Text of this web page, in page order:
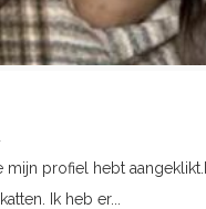
mijn profiel hebt
Ik heb er...